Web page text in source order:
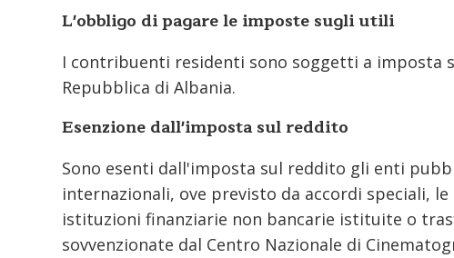
L'obbligo di pagare le imposte sugli utili
I contribuenti residenti sono soggetti a
Repubblica di Albania.
Esenzione dall'imposta sul reddito
Sono esenti dall'imposta sul reddito gli enti
internazionali, ove previsto da accordi speciali,
istituzioni finanziarie non bancarie istituite o
sovvenzionate dal Centro Nazionale di